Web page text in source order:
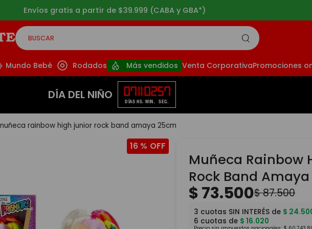
Envíos gratis a partir de $39.999 (CABA y GBA*)
BUSCAR
Mundo Bebé Rodados Más vendidos Venta CorporativaPromociones
DÍA DEL NIÑO 07
DÍAS
11
HS.
02
MIN.
56
SEG.
rainbow high junior rock band amaya 25cm
16 %
Muñeca Rainbow
Rock Band
$73.500$87.500
3 cuotas SIN INTERÉS de $ 24.
6 cuotas de $ 16.020